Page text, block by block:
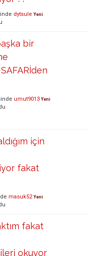
dytsule Yeni
bir
umut9013 Yeni
için
fakat
masuk52 Yeni
fakat
okuyor